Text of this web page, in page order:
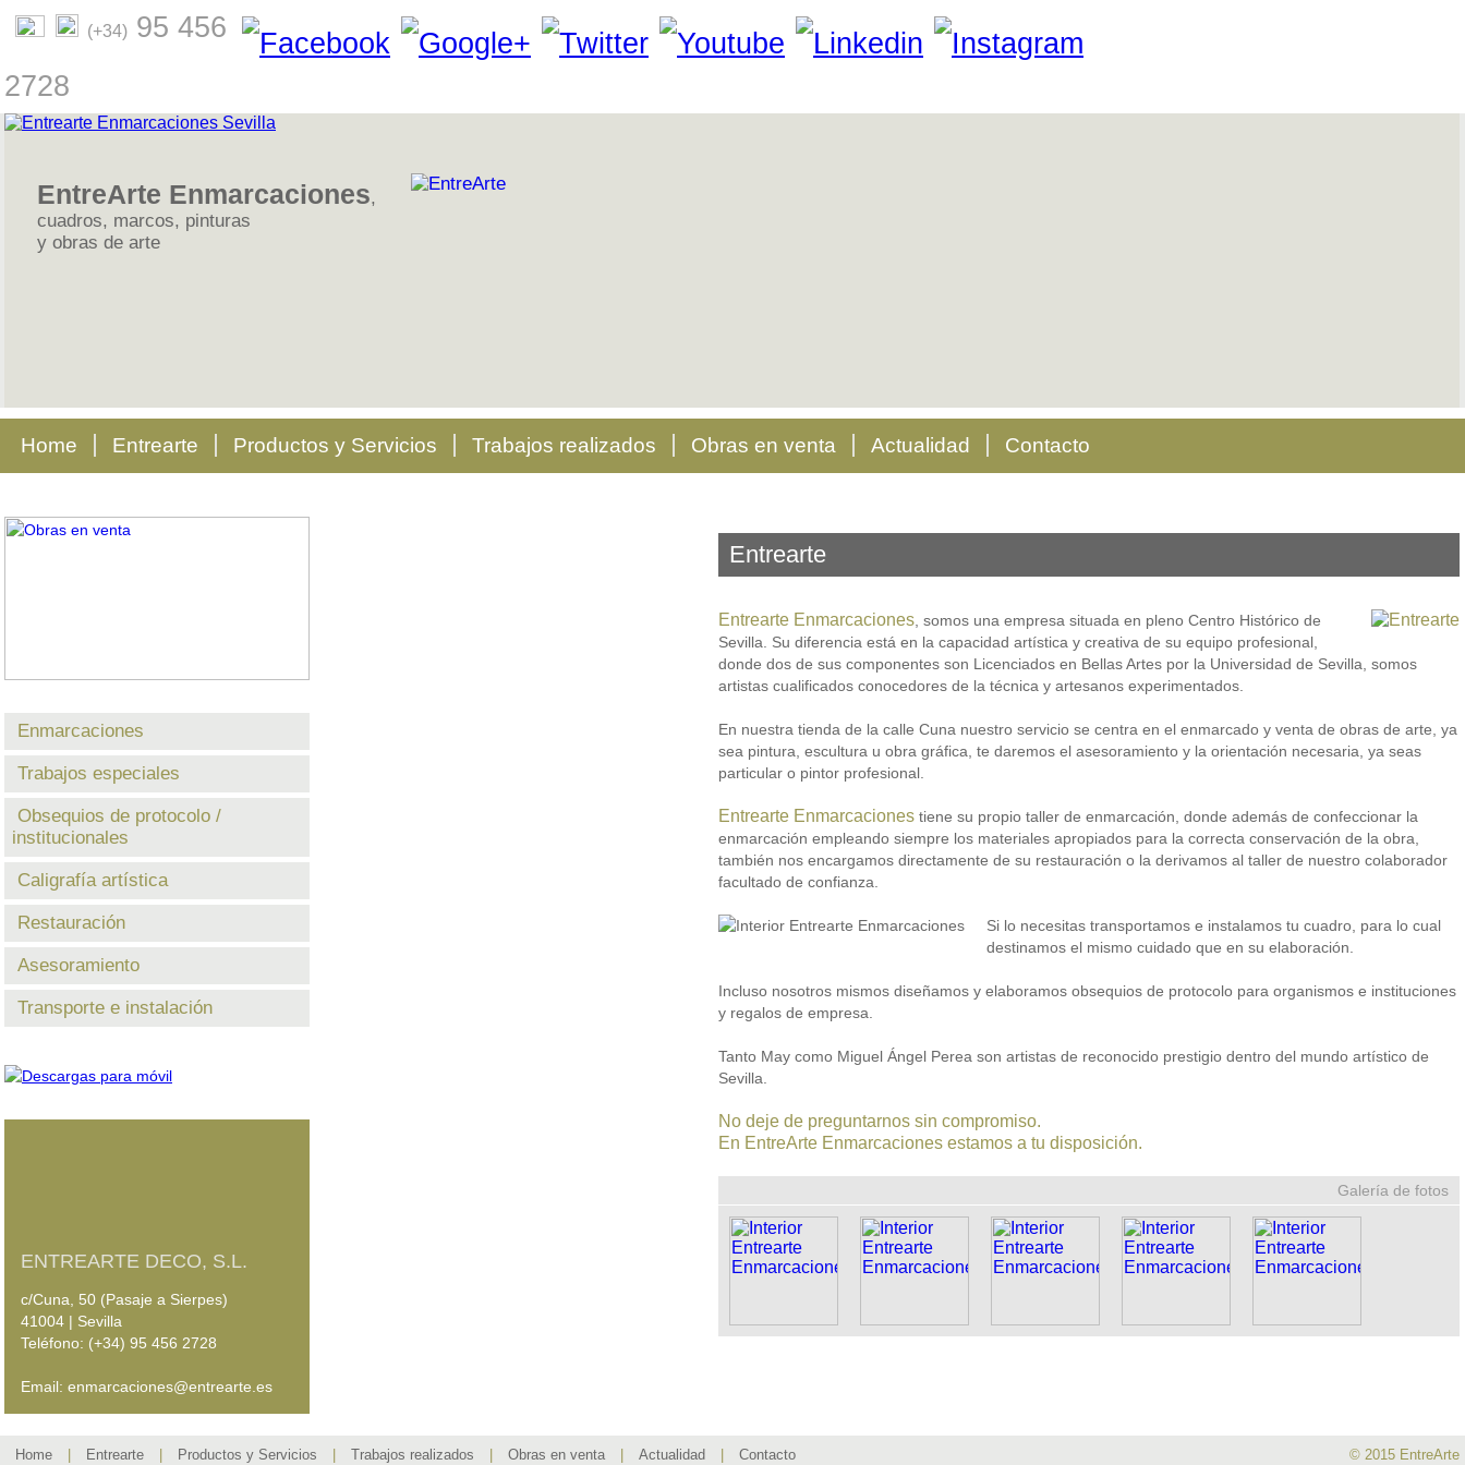
(+34) 95 456
2728
EntreArte Enmarcaciones,
cuadros, marcos, pinturas
y obras de arte
Home Entrearte Productos y Servicios Trabajos realizados Obras en venta Actualidad Contacto
Enmarcaciones
Trabajos especiales
Obsequios de protocolo /
institucionales
Caligrafía artística
Restauración
Asesoramiento
Transporte e instalación
ENTREARTE DECO, S.L.
c/Cuna, 50 (Pasaje a Sierpes)
41004 | Sevilla
Teléfono: (+34) 95 456 2728
Email: enmarcaciones@entrearte.es
Entrearte
Entrearte Enmarcaciones , somos una empresa situada en pleno Centro Histórico de
Sevilla. Su diferencia está en la capacidad artística y creativa de su equipo profesional,
donde dos de sus componentes son Licenciados en Bellas Artes por la Universidad de Sevilla, somos
artistas cualificados conocedores de la técnica y artesanos experimentados.
En nuestra tienda de la calle Cuna nuestro servicio se centra en el enmarcado y venta de obras de arte, ya
sea pintura, escultura u obra gráfica, te daremos el asesoramiento y la orientación necesaria, ya seas
particular o pintor profesional.
Entrearte Enmarcaciones tiene su propio taller de enmarcación, donde además de confeccionar la
enmarcación empleando siempre los materiales apropiados para la correcta conservación de la obra,
también nos encargamos directamente de su restauración o la derivamos al taller de nuestro colaborador
facultado de confianza.
Si lo necesitas transportamos e instalamos tu cuadro, para lo cual
destinamos el mismo cuidado que en su elaboración.
Incluso nosotros mismos diseñamos y elaboramos obsequios de protocolo para organismos e instituciones
y regalos de empresa.
Tanto May como Miguel Ángel Perea son artistas de reconocido prestigio dentro del mundo artístico de
Sevilla.
No deje de preguntarnos sin compromiso.
En EntreArte Enmarcaciones estamos a tu disposición.
Galería de fotos
© 2015 EntreArte
Home Entrearte Productos y Servicios Trabajos realizados Obras en venta Actualidad Contacto